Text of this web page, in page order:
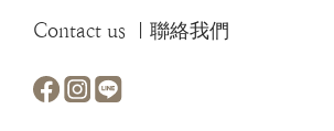
Contact us ｜聯絡我們